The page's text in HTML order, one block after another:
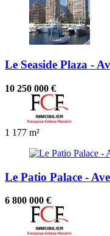
Le Seaside Plaza -
10 250 000 €
1 177 m²
Le Patio Palace -
6 800 000 €